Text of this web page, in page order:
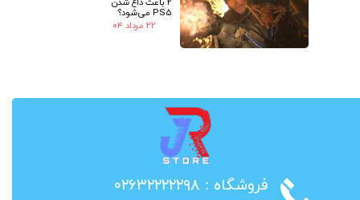
PS5 می‌شود؟
۲۲ مرداد ۰۴
​فروشگاه : ۰۲۶۳۲۲۲۲۲۹۸